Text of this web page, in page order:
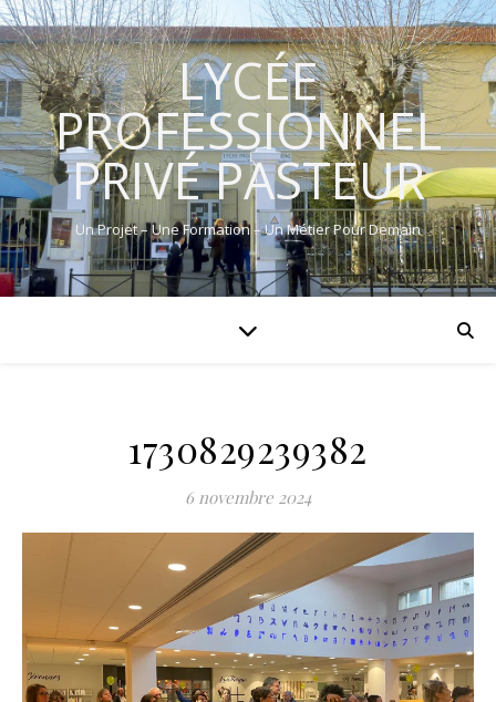
LYCÉE
PROFESSIONNEL
PRIVÉ PASTEUR
Un Projet – Une Formation – Un Métier Pour Demain
1730829239382
6 novembre 2024